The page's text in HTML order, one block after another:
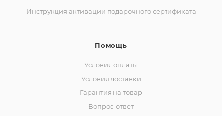
Инструкция активации подарочного сертификата
Помощь
Условия оплаты
Условия доставки
Гарантия на товар
Вопрос-ответ